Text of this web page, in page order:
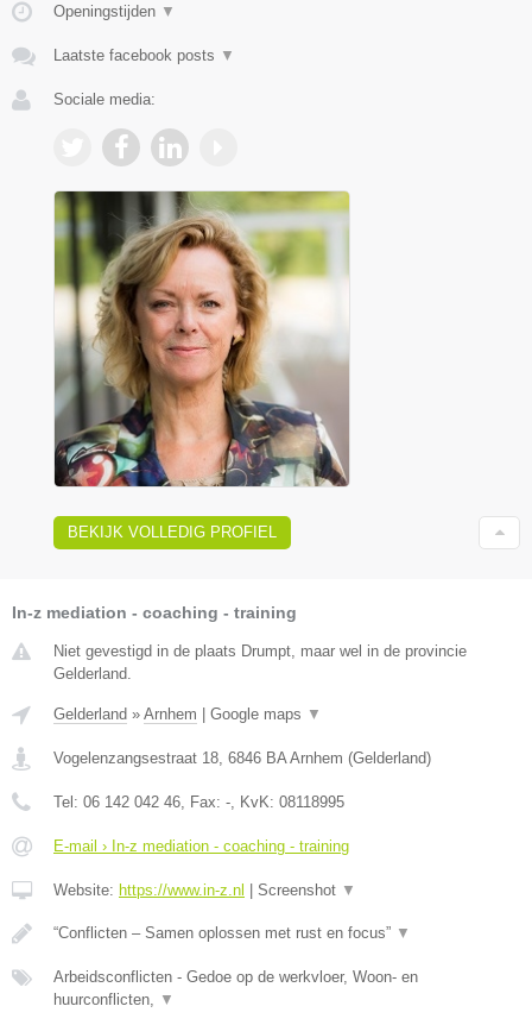
Openingstijden ▼
Laatste facebook posts ▼
Sociale media:
BEKIJK VOLLEDIG PROFIEL
In-z mediation - coaching - training
Niet gevestigd in de plaats Drumpt, maar wel in de provincie
Gelderland.
Gelderland » Arnhem Google maps ▼
Vogelenzangsestraat 18 6846 BA Arnhem (Gelderland)
Tel: 06 142 042 46 , Fax: - , KvK: 08118995
E-mail › In-z mediation - coaching - training
Website: https://www.in-z.nl Screenshot ▼
“Conflicten – Samen oplossen met rust en focus” ▼
Arbeidsconflicten - Gedoe op de werkvloer, Woon- en
huurconflicten,
▼